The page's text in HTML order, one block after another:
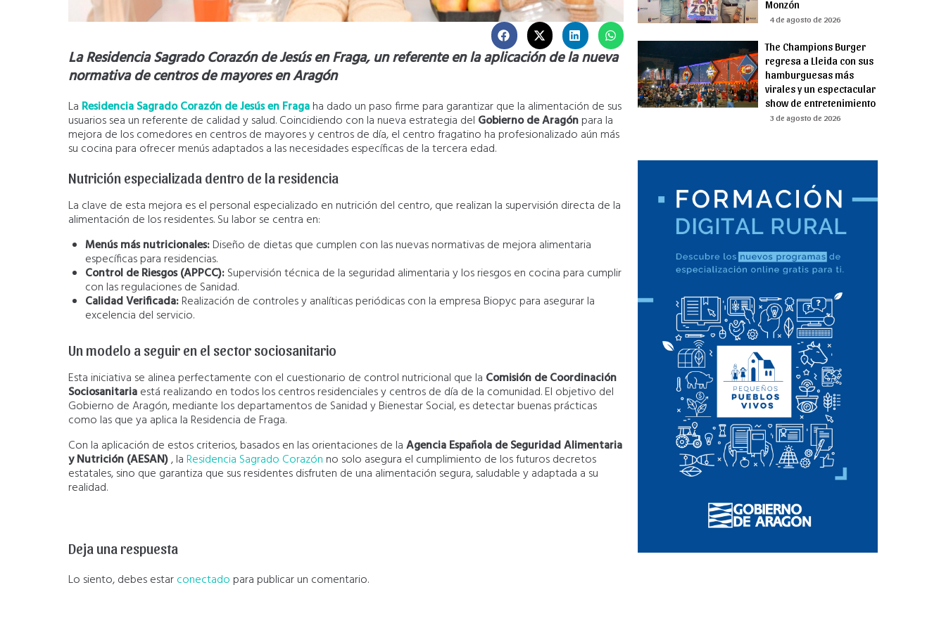
La Residencia Sagrado Corazón de Jesús en Fraga, un referente en la aplicación de la nueva
normativa de centros de mayores en Aragón
La Residencia Sagrado Corazón de Jesús en Fragaha dado un paso firme para garantizar que la alimentación de sus
usuarios sea un referente de calidad y salud. Coincidiendo con la nueva estrategia del Gobierno de Aragónpara la
mejora de los comedores en centros de mayores y centros de día, el centro fragatino ha profesionalizado aún más
su cocina para ofrecer menús adaptados a las necesidades específicas de la tercera edad.
Nutrición especializada dentro de la residencia
La clave de esta mejora es el personal especializado en nutrición del centro, que realizan la supervisión directa de la
alimentación de los residentes. Su labor se centra en:
Menús más nutricionales:Diseño de dietas que cumplen con las nuevas normativas de mejora alimentaria
específicas para residencias.
Control de Riesgos (APPCC):Supervisión técnica de la seguridad alimentaria y los riesgos en cocina para cumplir
con las regulaciones de Sanidad.
Calidad Verificada:Realización de controles y analíticas periódicas con la empresa Biopyc para asegurar la
excelencia del servicio.
Un modelo a seguir en el sector sociosanitario
Esta iniciativa se alinea perfectamente con el cuestionario de control nutricional que la Comisión de Coordinación
Sociosanitariaestá realizando en todos los centros residenciales y centros de día de la comunidad. El objetivo del
Gobierno de Aragón, mediante los departamentos de Sanidad y Bienestar Social, es detectar buenas prácticas
como las que ya aplica la Residencia de Fraga.
Con la aplicación de estos criterios, basados en las orientaciones de laAgencia Española de Seguridad Alimentaria
y Nutrición (AESAN), laResidencia Sagrado Corazón no solo asegura el cumplimiento de los futuros decretos
estatales, sino que garantiza que sus residentes disfruten de una alimentación segura, saludable y adaptada a su
realidad.
Deja una respuesta
Lo siento, debes estarconectado para publicar un comentario.
Monzón
4 de agosto de 2026
The Champions Burger
regresa a Lleida con sus
hamburguesas más
virales y un espectacular
show de entretenimiento
3 de agosto de 2026